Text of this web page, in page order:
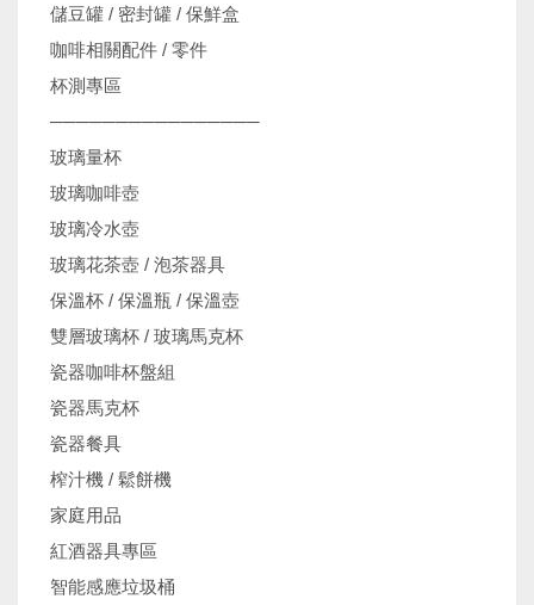
儲豆罐 / 密封罐 / 保鮮盒
咖啡相關配件 / 零件
杯測專區
────────────────
玻璃量杯
玻璃咖啡壺
玻璃冷水壺
玻璃花茶壺 / 泡茶器具
保溫杯 / 保溫瓶 / 保溫壺
雙層玻璃杯 / 玻璃馬克杯
瓷器咖啡杯盤組
瓷器馬克杯
瓷器餐具
榨汁機 / 鬆餅機
家庭用品
紅酒器具專區
智能感應垃圾桶